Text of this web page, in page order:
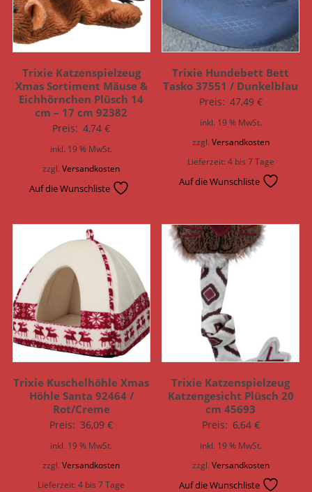
Trixie Katzenspielzeug
Xmas Sortiment Mäuse &
Eichhörnchen Plüsch 14
cm – 17 cm 92382
Preis: 4,74€
inkl. 19 % MwSt.
zzgl.Versandkosten
Auf die Wunschliste
Trixie Hundebett Bett
Tasko 37551 / Dunkelblau
Preis: 47,49 €
inkl. 19 % MwSt.
zzgl. Versandkosten
Lieferzeit:4 bis 7 Tage
Auf die Wunschliste
Trixie Kuschelhöhle Xmas
Höhle Santa 92464 /
Rot/Creme
Preis: 36,09€
inkl. 19 % MwSt.
zzgl.Versandkosten
Lieferzeit:4 bis 7 Tage
Trixie Katzenspielzeug
Katzengesicht Plüsch 20
cm 45693
Preis: 6,64 €
inkl. 19 % MwSt.
zzgl. Versandkosten
Auf die Wunschliste